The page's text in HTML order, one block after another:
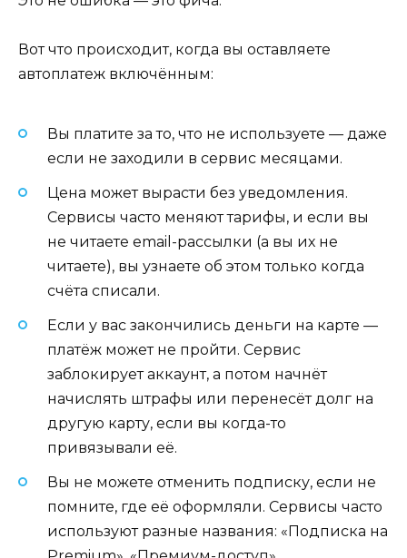
Вот что происходит, когда вы оставляете
автоплатеж включённым:
Вы платите за то, что не используете — даже
если не заходили в сервис месяцами.
Цена может вырасти без уведомления.
Сервисы часто меняют тарифы, и если вы
не читаете email-рассылки (а вы их не
читаете), вы узнаете об этом только когда
счёта списали.
Если у вас закончились деньги на карте —
платёж может не пройти. Сервис
заблокирует аккаунт, а потом начнёт
начислять штрафы или перенесёт долг на
другую карту, если вы когда-то
привязывали её.
Вы не можете отменить подписку, если не
помните, где её оформляли. Сервисы часто
используют разные названия: «Подписка на